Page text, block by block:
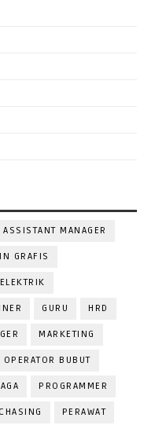
ASSISTANT MANAGER
GRAFIS
ELEKTRIK
GURU HRD
MARKETING
OPERATOR BUBUT
PROGRAMMER
PERAWAT